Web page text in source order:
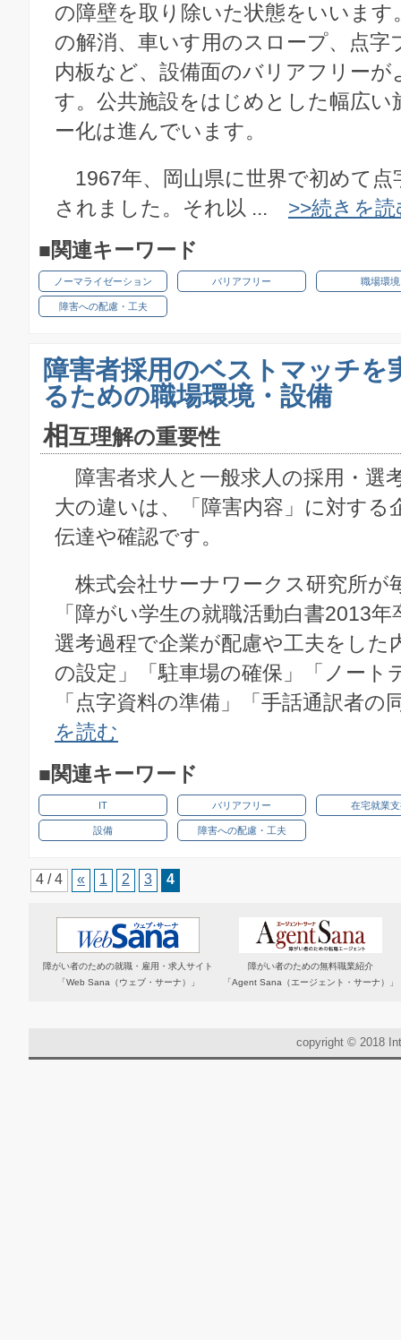
の障壁を取り除いた状態をいいます
の解消、車いす用のスロープ、点字
内板など、設備面のバリアフリー
す。公共施設をはじめとした幅広い
ー化は進んでいます。
1967年、岡山県に世界で初めて点
されました。それ以 ... >>続きを読
■関連キーワード
ノーマライゼーション バリアフリー 職場環境
障害への配慮・工夫
障害者採用のベストマッチを
るための職場環境・設備
相互理解の重要性
障害者求人と一般求人の採用・選
大の違いは、「障害内容」に対する
伝達や確認です。
株式会社サーナワークス研究所が
「障がい学生の就職活動白書2013
選考過程で企業が配慮や工夫をした
の設定」「駐車場の確保」「ノート
「点字資料の準備」「手話通訳者
を読む
■関連キーワード
IT バリアフリー 在宅就業
設備 障害への配慮・工夫
4 / 4 « 1 2 3 4
障がい者のための就職・雇用・求人サイト
「Web Sana（ウェブ・サーナ）」
障がい者のための無料職業紹介
「Agent Sana（エージェント・サーナ）」
copyright © 2018